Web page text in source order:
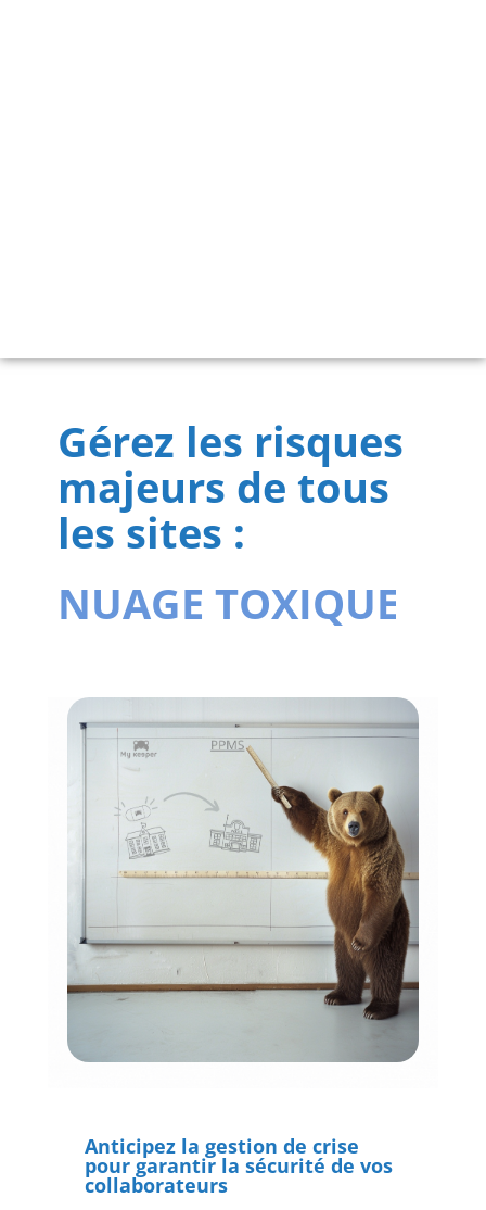
Gérez les risques
majeurs de tous
les sites :
SÉISME
Anticipez la gestion de crise
pour garantir la sécurité de vos
collaborateurs